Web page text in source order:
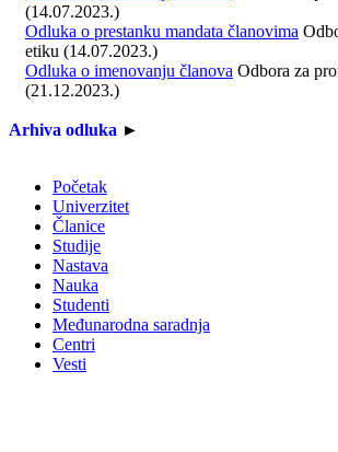
(14.07.2023.)
Odluka o prestanku mandata članovima
etiku (14.07.2023.)
Odluka o imenovanju članova Odbora za
(21.12.2023.)
Arhiva odluka ►
Početak
Univerzitet
Članice
Studije
Nastava
Nauka
Studenti
Međunarodna saradnja
Centri
Vesti